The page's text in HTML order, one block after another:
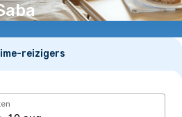
reizigers